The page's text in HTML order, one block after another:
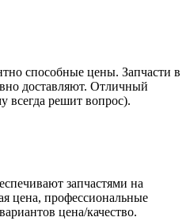
способные цены. Запчасти в
доставляют. Отличный
всегда решит вопрос).
запчастями на
цена, профессиональные
цена/качество.